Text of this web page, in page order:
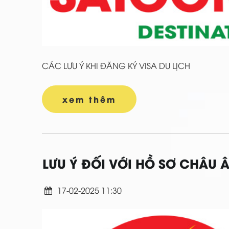
CÁC LƯU Ý KHI ĐĂNG KÝ VISA DU LỊCH
xem thêm
LƯU Ý ĐỐI VỚI HỒ SƠ CHÂU
17-02-2025 11:30